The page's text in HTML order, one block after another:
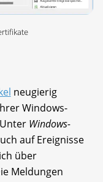
neugierig
Windows-
Windows-
auf Ereignisse
über
Meldungen